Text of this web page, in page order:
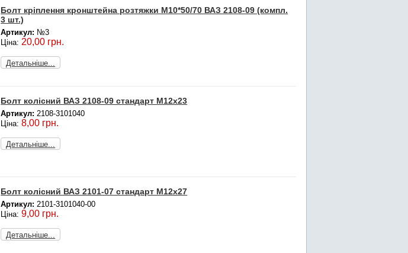
Болт кріплення кронштейна розтяжки М10*50/70 ВАЗ 2108-09 (компл.
3 шт.)
Артикул: №3
Ціна:20,00 грн.
Детальніше...
Болт колісний ВАЗ 2108-09 стандарт М12x23
Артикул: 2108-3101040
Ціна:8,00 грн.
Детальніше...
Болт колісний ВАЗ 2101-07 стандарт М12x27
Артикул: 2101-3101040-00
Ціна:9,00 грн.
Детальніше...